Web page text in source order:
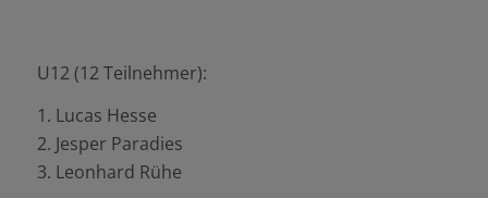
U12 (12 Teilnehmer):
1. Lucas Hesse
2. Jesper Paradies
3. Leonhard Rühe